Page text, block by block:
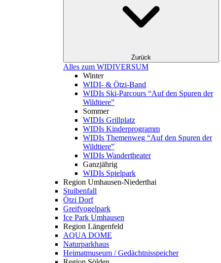
Zurück
Alles zum WIDIVERSUM
Winter
WIDI- & Ötzi-Band
WIDIs Ski-Parcours “Auf den Spuren der
Wildtiere”
Sommer
WIDIs Grillplatz
WIDIs Kinderprogramm
WIDIs Themenweg “Auf den Spuren der
Wildtiere”
WIDIs Wandertheater
Ganzjährig
WIDIs Spielpark
Region Umhausen-Niederthai
Stuibenfall
Ötzi Dorf
Greifvogelpark
Ice Park Umhausen
Region Längenfeld
AQUA DOME
Naturparkhaus
Heimatmuseum / Gedächtnisspeicher